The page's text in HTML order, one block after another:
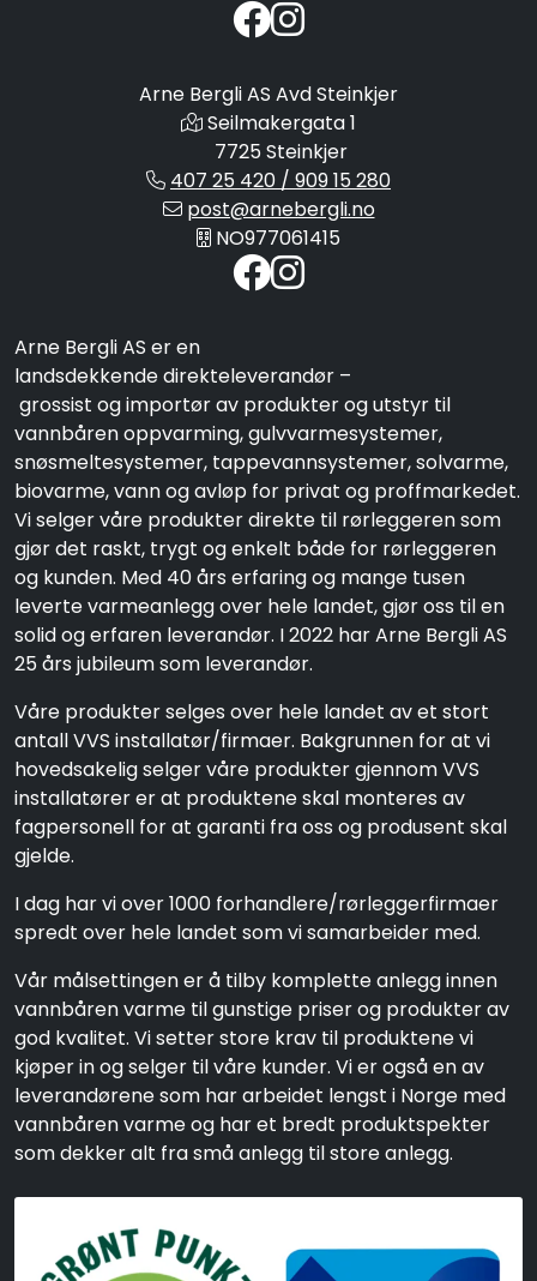
Arne Bergli AS Avd Steinkjer
Seilmakergata 1
7725 Steinkjer
407 25 420 / 909 15 280
post@arnebergli.no
NO977061415
Arne Bergli AS er en
landsdekkende direkteleverandør –
grossist og importør av produkter og utstyr til
vannbåren oppvarming, gulvvarmesystemer,
snøsmeltesystemer, tappevannsystemer, solvarme,
biovarme, vann og avløp for privat og proffmarkedet.
Vi selger våre produkter direkte til rørleggeren som
gjør det raskt, trygt og enkelt både for rørleggeren
og kunden. Med 40 års erfaring og mange tusen
leverte varmeanlegg over hele landet, gjør oss til en
solid og erfaren leverandør. I 2022 har Arne Bergli AS
25 års jubileum som leverandør.
Våre produkter selges over hele landet av et stort
antall VVS installatør/firmaer. Bakgrunnen for at vi
hovedsakelig selger våre produkter gjennom VVS
installatører er at produktene skal monteres av
fagpersonell for at garanti fra oss og produsent skal
gjelde.
I dag har vi over 1000 forhandlere/rørleggerfirmaer
spredt over hele landet som vi samarbeider med.
Vår målsettingen er å tilby komplette anlegg innen
vannbåren varme til gunstige priser og produkter av
god kvalitet. Vi setter store krav til produktene vi
kjøper in og selger til våre kunder. Vi er også en av
leverandørene som har arbeidet lengst i Norge med
vannbåren varme og har et bredt produktspekter
som dekker alt fra små anlegg til store anlegg.